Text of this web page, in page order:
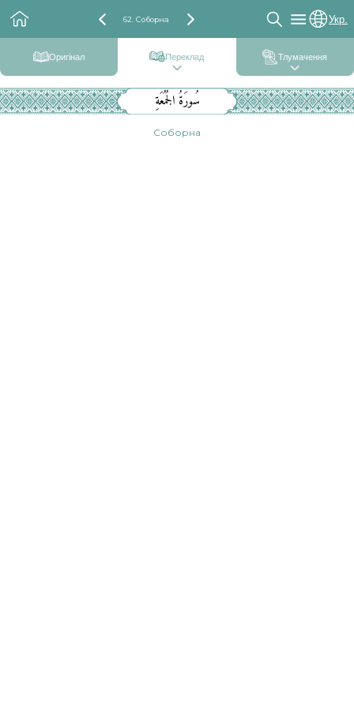
62. Соборна Укр.
Оригінал Переклад Тлумачення
سُورَةُ الجُمُعَةِ
Соборна